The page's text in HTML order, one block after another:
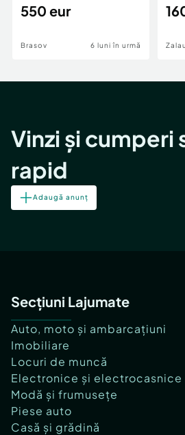
550 eur
Brasov 6 luni în urmă Zalau
Vinzi și cumperi
rapid
Adaugă anunț
Secțiuni Lajumate
Auto, moto și ambarcațiuni
Imobiliare
Locuri de muncă
Electronice și electrocasnice
Modă și frumusețe
Piese auto
Casă și grădină